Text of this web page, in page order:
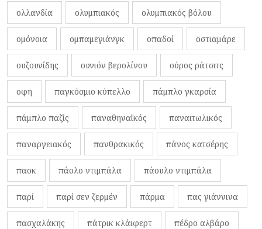
ολλανδία ολυμπιακός ολυμπιακός βόλου
ομόνοια ομπαμεγιάνγκ οπαδοί οστιαμάρε
ουζουνίδης ουνιόν βερολίνου ούρος ράτσιτς
οφη παγκόσμιο κύπελλο πάμπλο γκαρσία
πάμπλο παζίς παναθηναϊκός παναιτωλικός
παναργειακός πανθρακικός πάνος κατσέρης
παοκ πάολο ντιμπάλα πάουλο ντιμπάλα
παρί παρί σεν ζερμέν πάρμα πας γιάννινα
πασχαλάκης πάτρικ κλάιφερτ πέδρο αλβάρο